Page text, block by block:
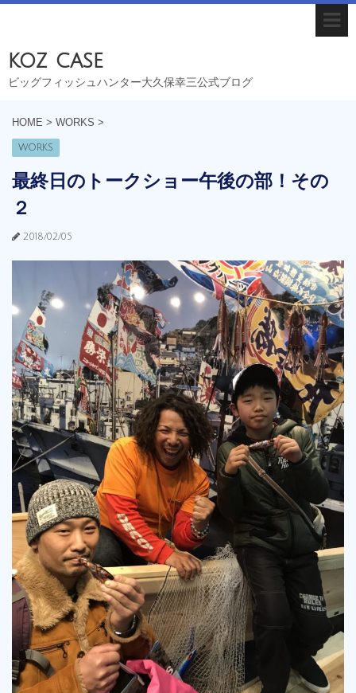
koz case
ビッグフィッシュハンター大久保幸三公式ブログ
HOME > WORKS >
WORKS
最終日のトークショー午後の部！その
２
2018/02/05